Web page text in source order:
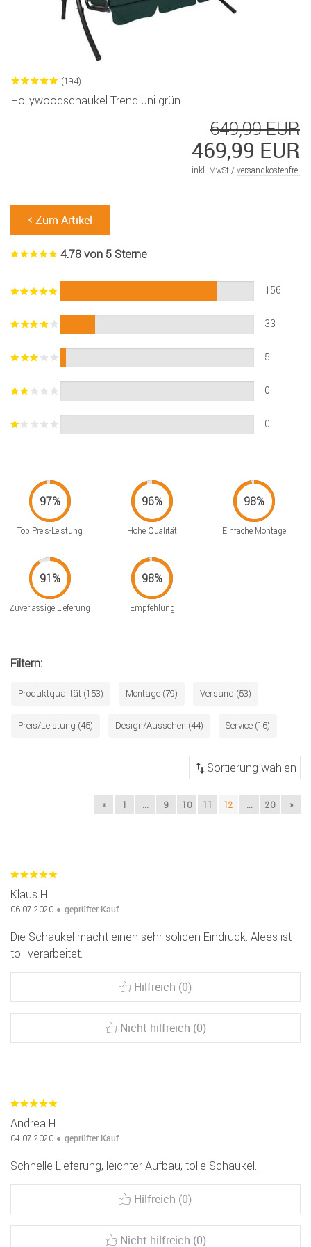
(194)
Hollywoodschaukel Trend uni grün
649,99 EUR
469,99 EUR
inkl. MwSt / versandkostenfrei
Zum Artikel
4.78 von 5 Sterne
156
33
5
0
0
Top Preis-Leistung Hohe Qualität Einfache Montage
Zuverlässige Lieferung Empfehlung
Filtern:
Produktqualität (153) Montage (79) Versand (53)
Preis/Leistung (45) Design/Aussehen (44) Service (16)
« 1 ... 9 10 11 12 ... 20 »
Klaus H.
06.07.2020 geprüfter Kauf
Die Schaukel macht einen sehr soliden Eindruck. Alees ist
toll verarbeitet.
Hilfreich (0)
Nicht hilfreich (0)
Andrea H.
04.07.2020 geprüfter Kauf
Schnelle Lieferung, leichter Aufbau, tolle Schaukel.
Hilfreich (0)
Nicht hilfreich (0)